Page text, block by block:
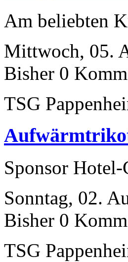
Am beliebten
Mittwoch, 05.
Bisher 0
TSG
Sponsor
Sonntag, 02.
Bisher 0
TSG